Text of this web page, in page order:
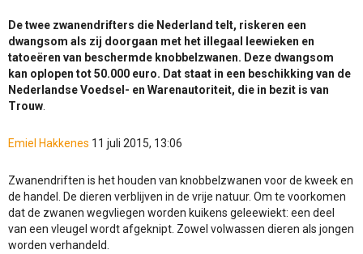
De twee zwanendrifters die Nederland telt, riskeren een
dwangsom als zij doorgaan met het illegaal leewieken en
tatoeëren van beschermde knobbelzwanen. Deze dwangsom
kan oplopen tot 50.000 euro. Dat staat in een beschikking van de
Nederlandse Voedsel- en Warenautoriteit, die in bezit is van
Trouw
Emiel Hakkenes 11 juli 2015, 13:06
Zwanendriften is het houden van knobbelzwanen voor de kweek en
de handel. De dieren verblijven in de vrije natuur. Om te voorkomen
dat de zwanen wegvliegen worden kuikens geleewiekt: een deel
van een vleugel wordt afgeknipt. Zowel volwassen dieren als jongen
worden verhandeld.